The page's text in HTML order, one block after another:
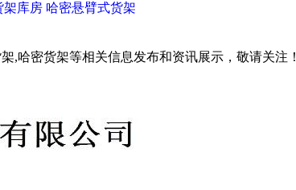
架库房 哈密悬臂式货架
,哈密货架等相关信息发布和资讯展示，敬请关注！